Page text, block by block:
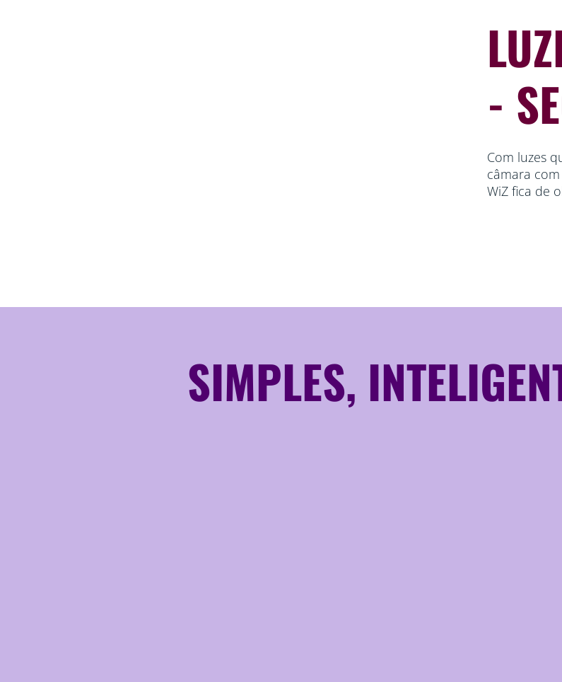
-
Com luzes
câmara
WiZ fica de
SIMPLES,